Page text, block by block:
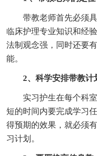
带教老师首先必须
临床护理专业知识和经
法制观念强，同时还要
能。
2、科学安排带教计
实习护生在每个科
短的时间内要完成学习
得预期的效果，就必须
习计划。